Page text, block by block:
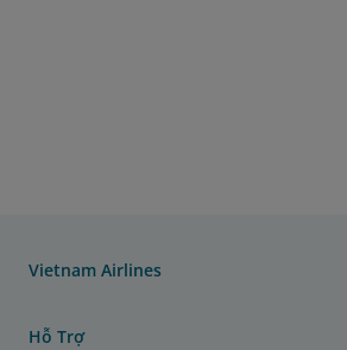
Vietnam Airlines
Hỗ Trợ